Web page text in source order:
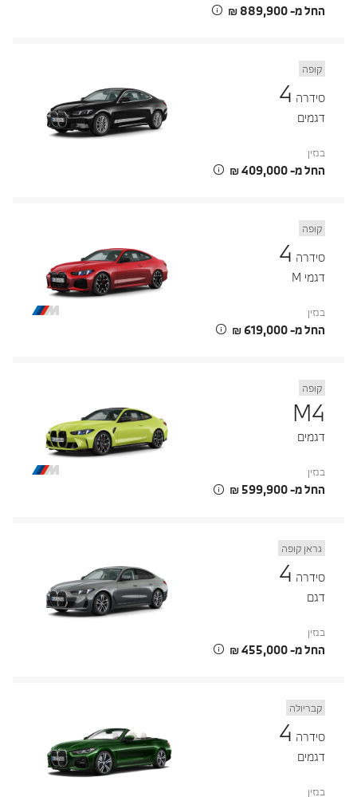
החל מ- ‏889,900 ‏₪
קופה
סידרה4
דגמים
בנזין
החל מ- ‏409,000 ‏₪
קופה
סידרה4
דגמי M
בנזין
החל מ- ‏619,000 ‏₪
קופה
M4
דגמים
בנזין
החל מ- ‏599,900 ‏₪
גראן קופה
סידרה4
דגם
בנזין
החל מ- ‏455,000 ‏₪
קבריולה
סידרה4
דגמים
בנזין